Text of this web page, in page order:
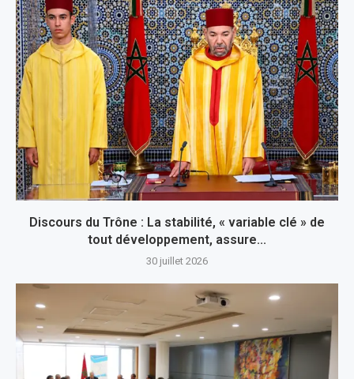
Discours du Trône : La stabilité, « variable clé » de
tout développement, assure...
30 juillet 2026